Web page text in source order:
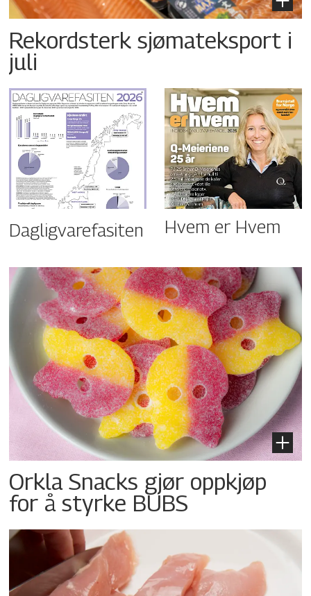
Rekordsterk sjømateksport i
juli
Dagligvarefasiten Hvem er Hvem
Orkla Snacks gjør oppkjøp
for å styrke BUBS